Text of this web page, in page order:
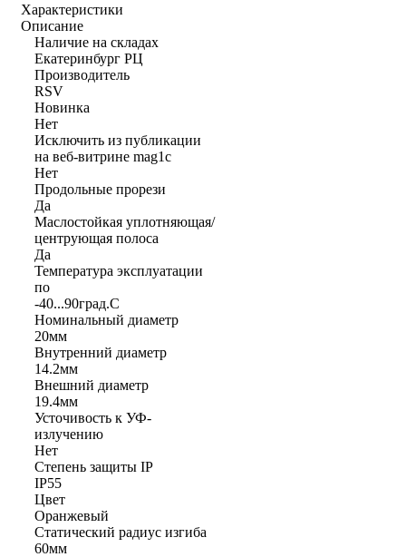
Характеристики
Описание
Наличие на складах
Екатеринбург РЦ
Производитель
RSV
Новинка
Нет
Исключить из публикации
на веб-витрине mag1c
Нет
Продольные прорези
Да
Маслостойкая уплотняющая/
центрующая полоса
Да
Температура эксплуатации
по
-40...90град.C
Номинальный диаметр
20мм
Внутренний диаметр
14.2мм
Внешний диаметр
19.4мм
Усточивость к УФ-
излучению
Нет
Степень защиты IP
IP55
Цвет
Оранжевый
Статический радиус изгиба
60мм